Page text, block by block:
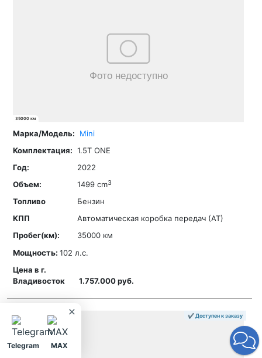
35000 км
Mini
1.5T ONE
2022
1499 cm3
Бензин
Автоматическая коробка передач (АТ)
35000 км
Мощность:102 л.с.
1.757.000 руб.
✔ Доступен к заказу
×
Telegram MAX